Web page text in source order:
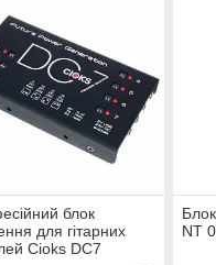
блок
для гітарних
Cioks DC7
NT